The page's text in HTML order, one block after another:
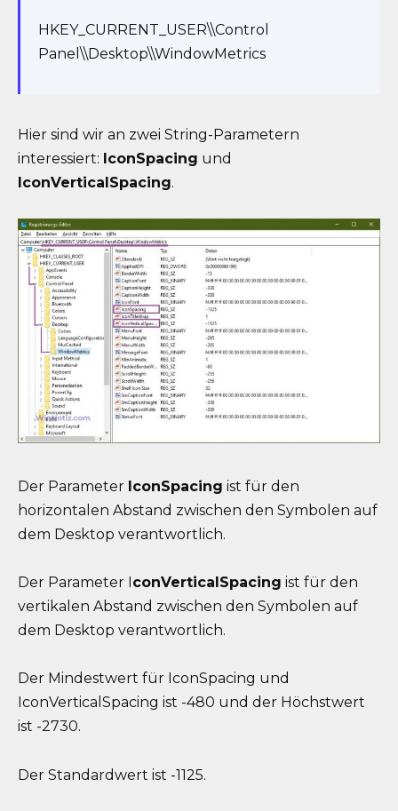
HKEY_CURRENT_USER\\Control
Panel\\Desktop\\WindowMetrics
Hier sind wir an zwei String-Parametern
interessiert: IconSpacing und
IconVerticalSpacing.
Der Parameter IconSpacing ist für den
horizontalen Abstand zwischen den Symbolen auf
dem Desktop verantwortlich.
Der Parameter I conVerticalSpacing ist für den
vertikalen Abstand zwischen den Symbolen auf
dem Desktop verantwortlich.
Der Mindestwert für IconSpacing und
IconVerticalSpacing ist -480 und der Höchstwert
ist -2730.
Der Standardwert ist -1125.